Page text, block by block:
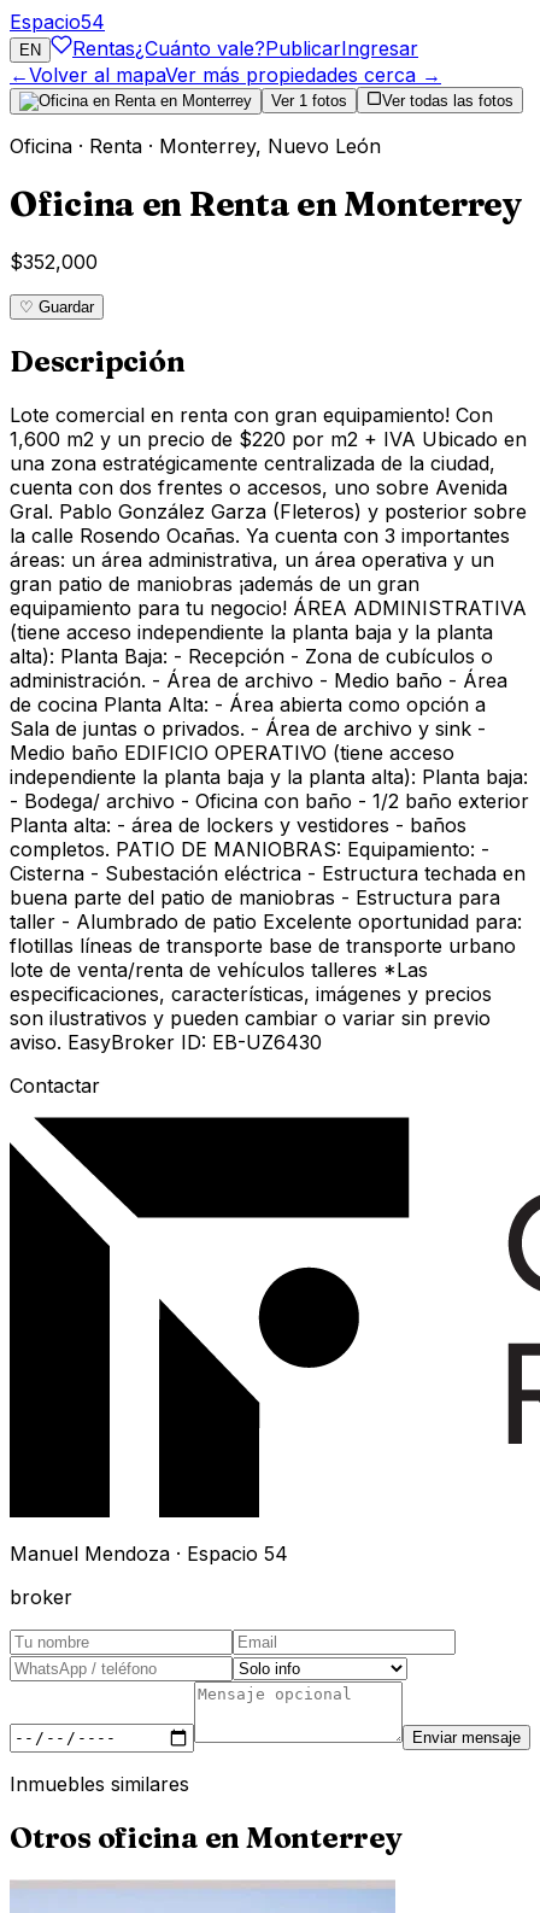
Espacio54
EN Rentas¿Cuánto vale?PublicarIngresar
←Volver al mapaVer más propiedades cerca →
Ver 1 fotos Ver todas las fotos
Oficina · Renta · Monterrey, Nuevo León
Oficina en Renta en Monterrey
$352,000
♡ Guardar
Descripción
Lote comercial en renta con gran equipamiento! Con
1,600 m2 y un precio de $220 por m2 + IVA Ubicado en
una zona estratégicamente centralizada de la ciudad,
cuenta con dos frentes o accesos, uno sobre Avenida
Gral. Pablo González Garza (Fleteros) y posterior sobre
la calle Rosendo Ocañas. Ya cuenta con 3 importantes
áreas: un área administrativa, un área operativa y un
gran patio de maniobras ¡además de un gran
equipamiento para tu negocio! ÁREA ADMINISTRATIVA
(tiene acceso independiente la planta baja y la planta
alta): Planta Baja: - Recepción - Zona de cubículos o
administración. - Área de archivo - Medio baño - Área
de cocina Planta Alta: - Área abierta como opción a
Sala de juntas o privados. - Área de archivo y sink -
Medio baño EDIFICIO OPERATIVO (tiene acceso
independiente la planta baja y la planta alta): Planta baja:
- Bodega/ archivo - Oficina con baño - 1/2 baño exterior
Planta alta: - área de lockers y vestidores - baños
completos. PATIO DE MANIOBRAS: Equipamiento: -
Cisterna - Subestación eléctrica - Estructura techada en
buena parte del patio de maniobras - Estructura para
taller - Alumbrado de patio Excelente oportunidad para:
flotillas líneas de transporte base de transporte urbano
lote de venta/renta de vehículos talleres *Las
especificaciones, características, imágenes y precios
son ilustrativos y pueden cambiar o variar sin previo
aviso. EasyBroker ID: EB-UZ6430
Contactar
Manuel Mendoza · Espacio 54
broker
Enviar mensaje
Inmuebles similares
Otros oficina en Monterrey